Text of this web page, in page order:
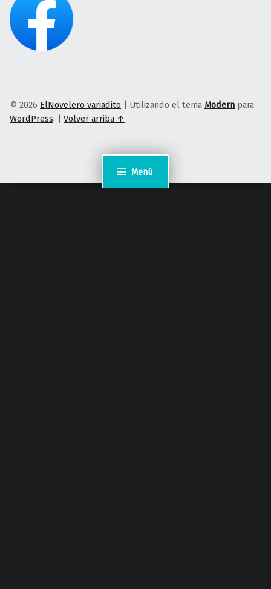
Menú
© 2026 ElNovelero variadito | Utilizando el tema Modern para
WordPress. | Volver arriba ↑